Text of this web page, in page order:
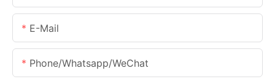
E-Mail
Phone/Whatsapp/WeChat